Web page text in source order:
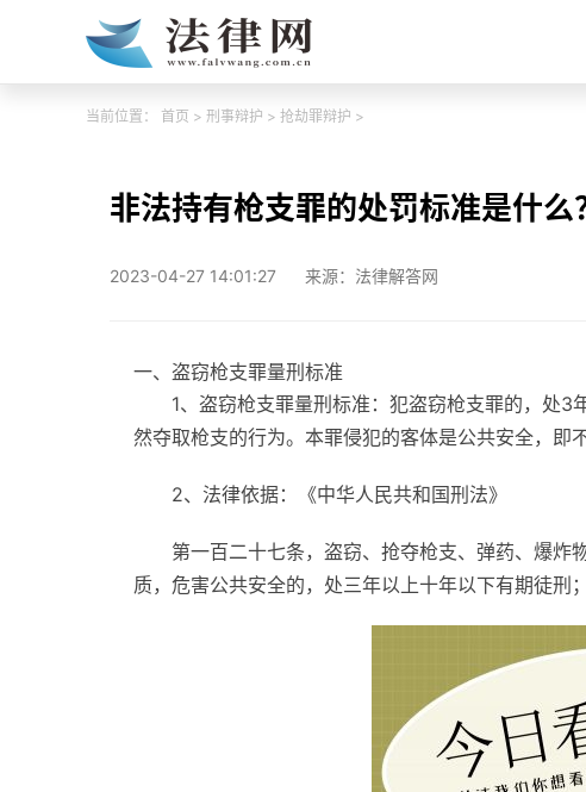
当前位置： 首页 > 刑事辩护 > 抢劫罪辩护 >
非法持有枪支罪的处罚标准是什么
2023-04-27 14:01:27 来源：法律解答网
一、盗窃枪支罪量刑标准
1、盗窃枪支罪量刑标准：犯盗窃枪支罪的，处
然夺取枪支的行为。本罪侵犯的客体是公共安全，即
2、法律依据：《中华人民共和国刑法》
第一百二十七条，盗窃、抢夺枪支、弹药、爆炸
质，危害公共安全的，处三年以上十年以下有期徒刑